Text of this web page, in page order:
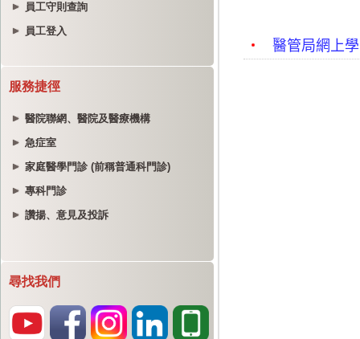
員工守則查詢
員工登入
服務捷徑
醫院聯網、醫院及醫療機構
急症室
家庭醫學門診 (前稱普通科門診)
專科門診
讚揚、意見及投訴
尋找我們